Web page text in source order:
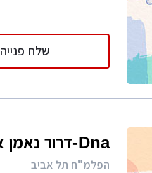
שלח פנייה
Dna-דרור נאמן אדריכלות
הפלמ"ח תל אביב